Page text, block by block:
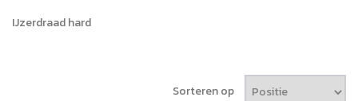
IJzerdraad hard
Sorteren op